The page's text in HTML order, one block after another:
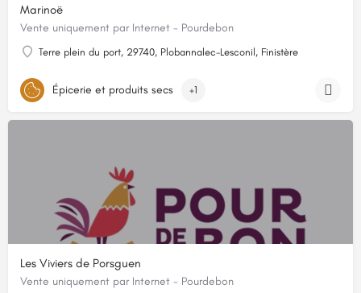
Marinoë
Vente uniquement par Internet - Pourdebon
Terre plein du port, 29740, Plobannalec-Lesconil, Finistère
Épicerie et produits secs +1
Les Viviers de Porsguen
Vente uniquement par Internet - Pourdebon